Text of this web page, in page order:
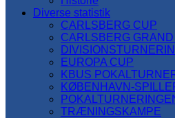
Diverse statistik
CARLSBERG CUP
CARLSBERG
EUROPA CUP
KBUS
KØBENHAVN-
TRÆNINGSKAMPE